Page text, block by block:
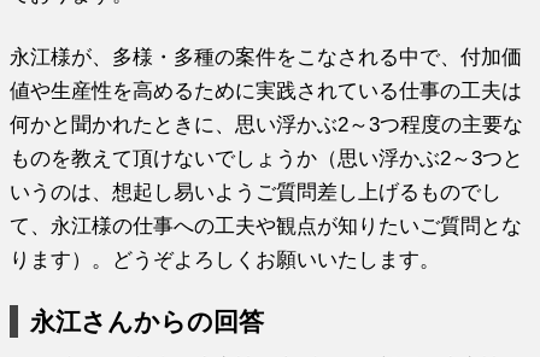
永江様が、多様・多種の案件をこなされる中で、付加価
値や生産性を高めるために実践されている仕事の工夫は
何かと聞かれたときに、思い浮かぶ2～3つ程度の主要な
ものを教えて頂けないでしょうか（思い浮かぶ2～3つと
いうのは、想起し易いようご質問差し上げるものでし
て、永江様の仕事への工夫や観点が知りたいご質問とな
ります）。どうぞよろしくお願いいたします。
永江さんからの回答